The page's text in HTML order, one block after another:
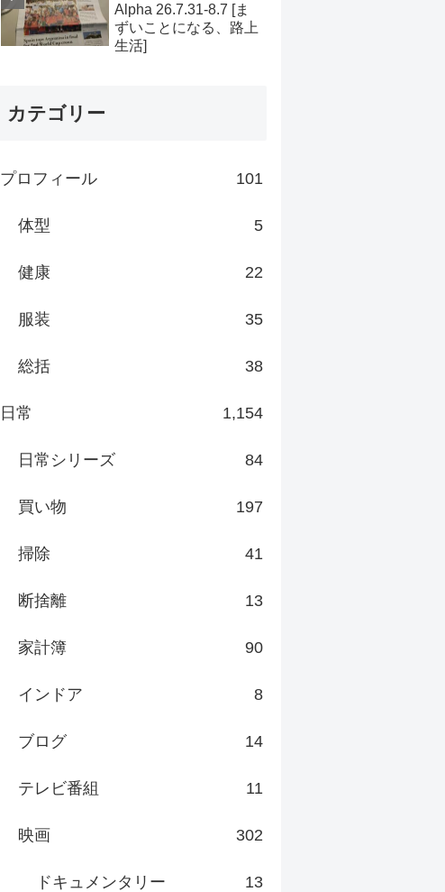
Alpha 26.7.31-8.7 [ま
ずいことになる、路上
生活]
カテゴリー
プロフィール 101
体型 5
健康 22
服装 35
総括 38
日常 1,154
日常シリーズ 84
買い物 197
掃除 41
断捨離 13
家計簿 90
インドア 8
ブログ 14
テレビ番組 11
映画 302
ドキュメンタリー 13